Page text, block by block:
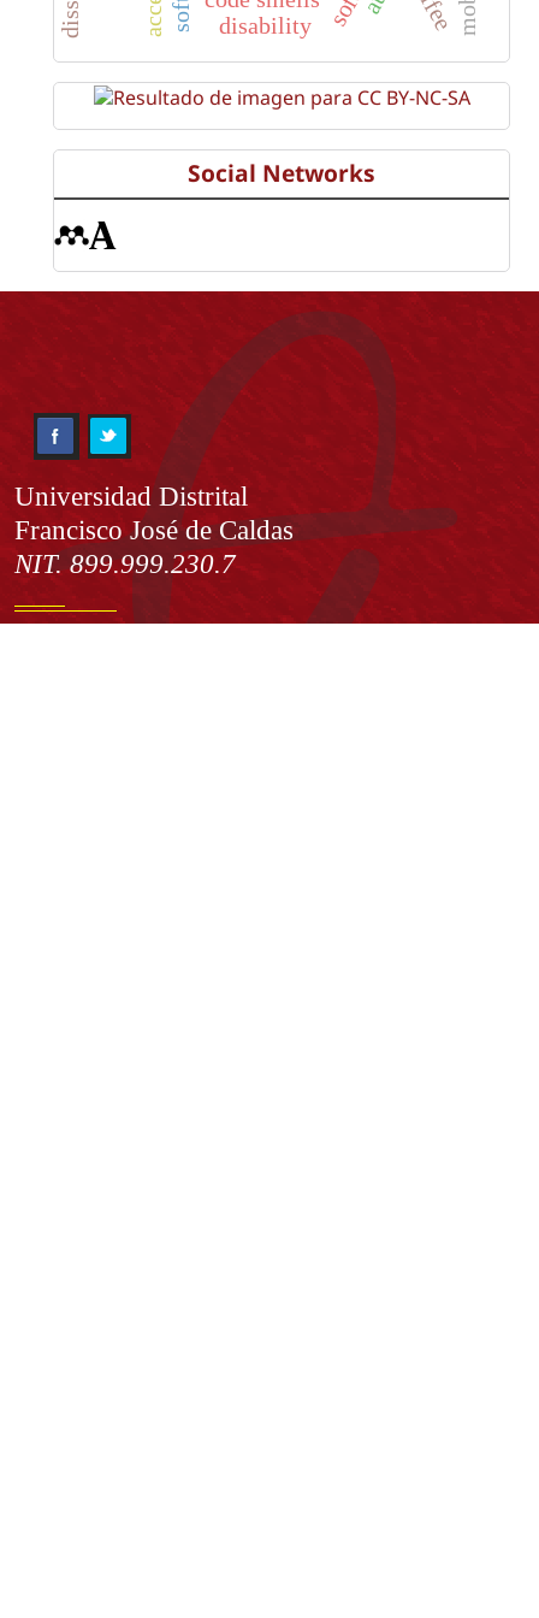
disability
Social Networks
Información
Universidad Distrital
Francisco José de Caldas
NIT. 899.999.230.7